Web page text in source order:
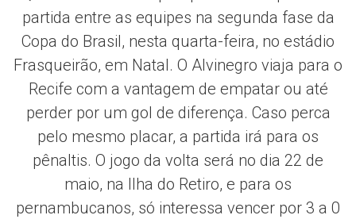
partida entre as equipes na segunda fase da
Copa do Brasil, nesta quarta-feira, no estádio
Frasqueirão, em Natal. O Alvinegro viaja para o
Recife com a vantagem de empatar ou até
perder por um gol de diferença. Caso perca
pelo mesmo placar, a partida irá para os
pênaltis. O jogo da volta será no dia 22 de
maio, na Ilha do Retiro, e para os
pernambucanos, só interessa vencer por 3 a 0